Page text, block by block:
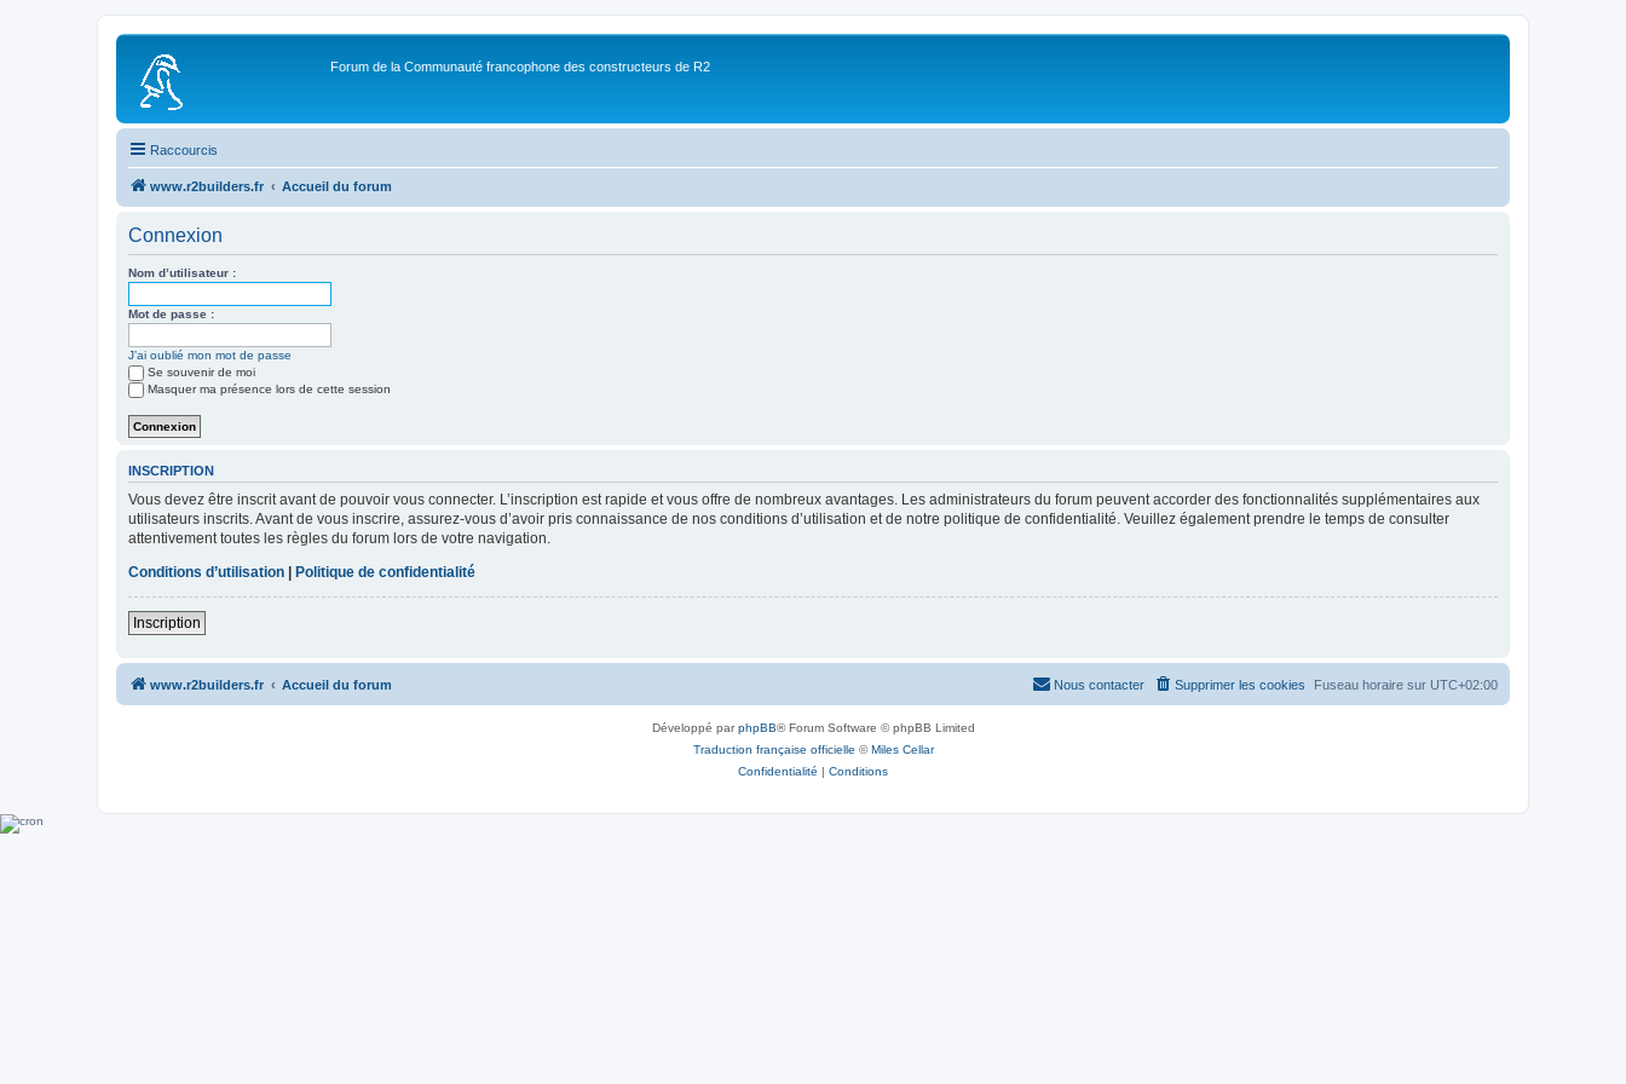
Forum de la Communauté francophone des constructeurs de R2
Raccourcis
www.r2builders.fr Accueil du forum
Connexion
Nom d’utilisateur :
Mot de passe :
J’ai oublié mon mot de passe
Se souvenir de moi
Masquer ma présence lors de cette session
INSCRIPTION
Vous devez être inscrit avant de pouvoir vous connecter. L’inscription est rapide et vous offre de nombreux avantages. Les administrateurs du forum peuvent accorder des fonctionnalités supplémentaires aux
utilisateurs inscrits. Avant de vous inscrire, assurez-vous d’avoir pris connaissance de nos conditions d’utilisation et de notre politique de confidentialité. Veuillez également prendre le temps de consulter
attentivement toutes les règles du forum lors de votre navigation.
Conditions d’utilisation | Politique de confidentialité
Inscription
www.r2builders.fr Accueil du forum Fuseau horaire sur UTC+02:00
Supprimer les cookies
Nous contacter
Développé parphpBB® Forum Software © phpBB Limited
Traduction française officielle ©Miles Cellar
Confidentialité | Conditions